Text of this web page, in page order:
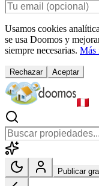
Usamos cookies
se usa Doomos y
siempre necesarias. Más
Rechazar Aceptar
Publicar